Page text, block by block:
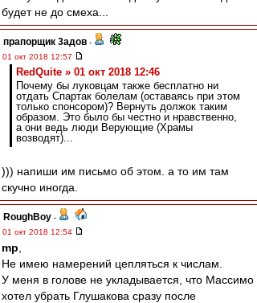
будет не до смеха...
прапорщик 3адoв -
01 окт 2018 12:57
RedQuite » 01 окт 2018 12:46
Почему бы луковцам также бесплатно ни
отдать Спартак болелам (оставаясь при этом
только спонсором)? Вернуть должок таким
образом. Это было бы честно и нравственно,
а они ведь люди Верующие (Храмы
возводят)...
))) напиши им письмо об этом. а то им там
скучно иногда.
RoughBoy -
01 окт 2018 12:54
mp
Не имею намерений цепляться к числам.
У меня в голове не укладывается, что Массимо
хотел убрать Глушакова сразу после